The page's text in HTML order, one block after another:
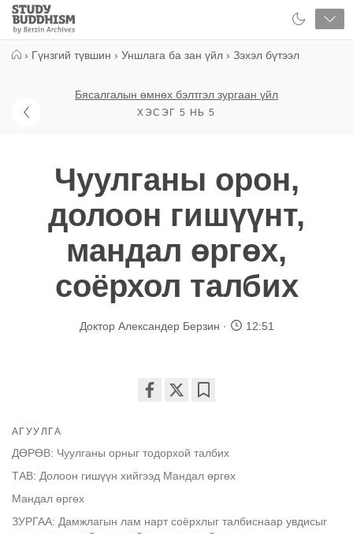
Close
Study
Buddhism
› Гүнзгий түвшин › Уншлага ба зан үйл › Зэхэл бүтээл
Бясалгалын өмнөх бэлтгэл зургаан үйл
ХЭСЭГ 5 НЬ 5
Чуулганы орон,
долоон гишүүнт,
мандал өргөх,
соёрхол талбих
Доктор Александер Берзин 12:51
facebook
АГУУЛГА
ДӨРӨВ: Чуулганы орныг тодорхой талбих
ТАВ: Долоон гишүүн хийгээд Мандал өргөх
Мандал өргөх
ЗУРГАА: Дамжлагын лам нарт соёрхлыг талбиснаар увдисыг